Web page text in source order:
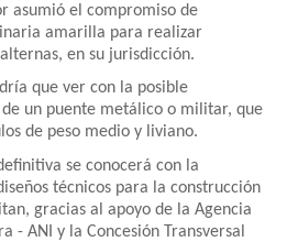
asumió el compromiso de
amarilla para realizar
en su jurisdicción.
que ver con la posible
un puente metálico o militar, que
de peso medio y liviano.
se conocerá con la
técnicos para la construcción
gracias al apoyo de la Agencia
- ANI y la Concesión Transversal